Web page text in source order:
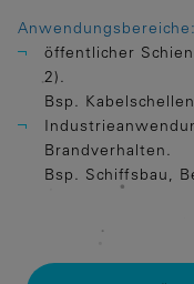
Anwendungsbereiche:
öffentlicher
2).
Bsp.
Brandverhalten.
Bsp. Schiffsbau,